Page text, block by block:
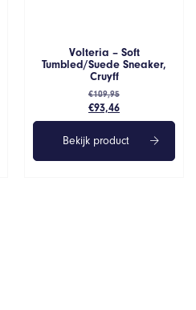
Volteria – Soft
Tumbled/Suede Sneaker,
Cruyff
€109,95
Oorspronkelijke
prijs
was:
€109,95.
€93,46Huidige
prijs
is:
Bekijk product